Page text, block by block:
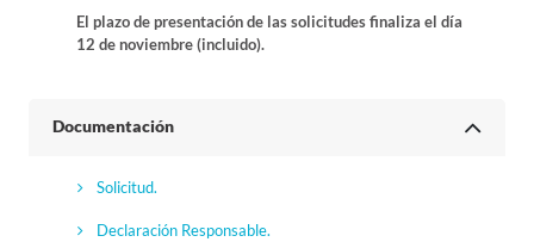
El plazo de presentación de las solicitudes finaliza el día
12 de noviembre (incluido).
Documentación
Solicitud.
Declaración Responsable.